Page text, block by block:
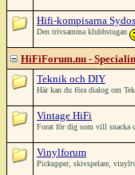
Hifi-kompisarna
Den trivsamma klubbstugan
HiFiForum.nu -
Teknik och DIY
Här kan du föra dialog om
Vintage HiFi
Forat för dig som vill snacka
Vinylforum
Pickupper, skivspelare,